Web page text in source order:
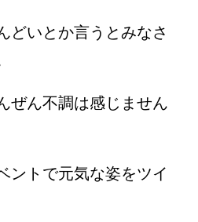
どいとか言うとみなさ
ぜん不調は感じません
ントで元気な姿をツイ